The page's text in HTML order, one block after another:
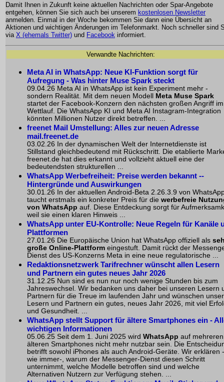
Damit Ihnen in Zukunft keine aktuellen Nachrichten oder Spar-Angebote
entgehen, können Sie sich auch bei unserem kostenlosen Newsletter
anmelden. Einmal in der Woche bekommen Sie dann eine Übersicht an
Aktionen und wichtigen Änderungen im Telefonmarkt. Noch schneller sind
via X (ehemals Twitter) und Facebook informiert.
Verwandte Nachrichten:
Meta AI in WhatsApp: Neue KI-Funktion sorgt für
Aufregung - Was hinter Muse Spark steckt
09.04.26 Meta AI in WhatsApp ist kein Experiment mehr -
sondern Realität. Mit dem neuen Modell
Meta Muse Spark
startet der Facebook-Konzern den nächsten großen Angriff
Wettlauf. Die WhatsApp KI und Meta AI Instagram-Integration
könnten Millionen Nutzer direkt betreffen. ...
freenet Mail Umstellung: Alles zur neuen Adresse
mail.freenet.de
03.02.26 In der dynamischen Welt der Internetdienste ist
Stillstand gleichbedeutend mit Rückschritt. Die etablierte
freenet.de hat dies erkannt und vollzieht aktuell eine der
bedeutendsten strukturellen ...
WhatsApp Werbefreiheit: Preise werden bekannt --
Hintergründe und Auswirkungen
30.01.26 In der aktuellen Android-Beta 2.26.3.9 von
taucht erstmals ein konkreter Preis für die werbefreie
von WhatsApp auf. Diese Entdeckung sorgt für
weil sie einen klaren Hinweis ...
WhatsApp unter EU-Kontrolle: Neue Regeln für Kanäle
Plattformen
27.01.26 Die Europäische Union hat WhatsApp offiziell als
große Online-Plattform eingestuft. Damit rückt der
Dienst des US-Konzerns Meta in eine neue regulatorische ...
Redaktionsnetzwerk Tarifrechner wünscht allen Lesern
und Partnern ein gutes neues Jahr 2026
31.12.25 Nun sind es nun nur noch wenige Stunden bis zum
Jahreswechsel. Wir bedanken uns daher bei unseren Lesern
Partnern für die Treue im laufenden Jahr und wünschen
Lesern und Partnern ein gutes, neues Jahr 2026, mit viel
und Gesundheit. ...
WhatsApp stellt Support für ältere Smartphones ein -
wichtigen Informationen
05.06.25 Seit dem 1. Juni 2025 wird WhatsApp auf mehreren
älteren Smartphones nicht mehr nutzbar sein. Die
betrifft sowohl iPhones als auch Android-Geräte. Wir erklären -
wie immer-, warum der Messenger-Dienst diesen Schritt
unternimmt, welche Modelle betroffen sind und welche
Alternativen Nutzern zur Verfügung stehen. ...